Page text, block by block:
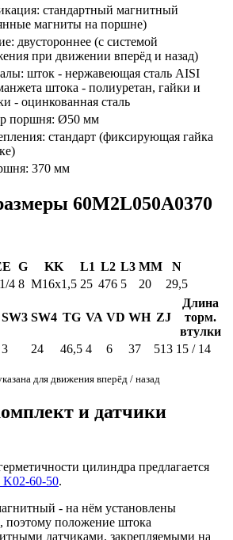
стандартный магнитный
магниты на поршне)
двустороннее (с системой
при движении вперёд и назад)
шток - нержавеющая сталь AISI
штока - полиуретан, гайки и
- оцинкованная сталь
поршня: Ø50 мм
стандарт (фиксирующая гайка
370 мм
60M2L050A0370
G KK L1 L2 L3 MM
N
4 8 M16x1,5 25 476 5 20 29,5
SW3 SW4 TG VA VD WH ZJ
Длина
торм.
втулки
3 24 46,5 4 6 37 513 15 / 14
для движения вперёд / назад
и датчики
цилиндра предлагается
60-50.
- на нём установлены
поэтому положение штока
датчиками, закрепляемыми на